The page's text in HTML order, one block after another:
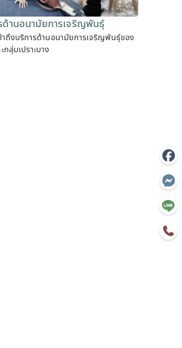
ด้านอนามัยการเจริญพันธุ์
าถึงบริการด้านอนามัยการเจริญพันธุ์ของ
ลุ่มเปราะบาง